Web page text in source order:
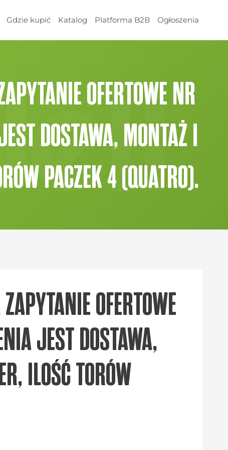
Gdzie kupić Katalog Platforma B2B Ogłoszenia
OFERTOWE NR
DOSTAWA, MONTAŻ I
PACZEK 4 (QUATRO).
OFERTOWE
JEST DOSTAWA,
ILOŚĆ TORÓW